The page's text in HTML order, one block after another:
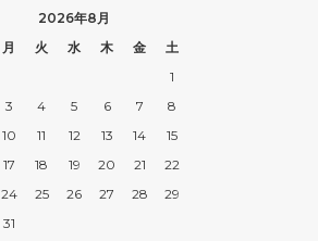
2026年8月
月 火 水 木 金
土
1
3 4 5 6 7
8
10 11 12 13 14
15
17 18 19 20 21
22
24 25 26 27 28
29
31